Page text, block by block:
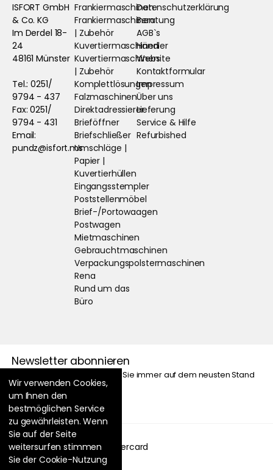
Wir verwenden Cookies,
um Ihnen den
bestmöglichen Service
zu gewährleisten. Wenn
Sie auf der Seite
weitersurfen stimmen
Sie der Cookie-Nutzung
ISFORT GmbH
& Co. KG
Im Derdel 18-
24
48161 Münster
Tel.: 0251/
9794 - 437
Fax: 0251/
9794 - 431
Email:
pundz@isfort.ms
Frankiermaschinen
Frankiermaschinen
| Zubehör
Kuvertiermaschinen
Kuvertiermaschinen
| Zubehör
Komplettlösungen
Falzmaschinen
Direktadressierer
Brieföffner
Briefschließer
Umschläge |
Papier |
Kuvertierhüllen
Eingangsstempler
Poststellenmöbel
Brief-/Portowaagen
Postwagen
Mietmaschinen
Gebrauchtmaschinen
Verpackungspolstermaschinen
Rena
Rund um das
Büro
Datenschutzerklärung
Beratung
AGB`s
Händler
Website
Kontaktformular
Impressum
Über uns
Lieferung
Service & Hilfe
Refurbished
Newsletter abonnieren
Mit unserem Newsletter sind Sie immer auf dem neusten Stand